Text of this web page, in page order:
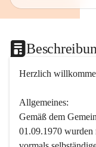
Herzlich
Allgemeines:
Gemäß dem
01.09.1970